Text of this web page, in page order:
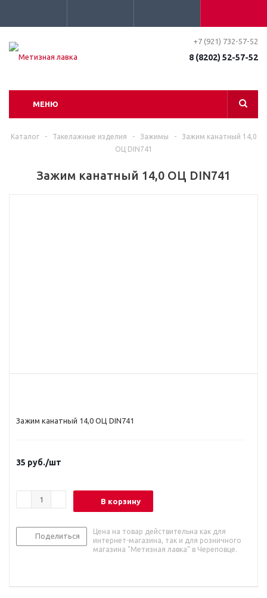
+7 (921) 732-57-52
8 (8202) 52-57-52
МЕНЮ
Каталог - Такелажные изделия - Зажимы -
Зажим канатный 14,0
ОЦ DIN741
Зажим канатный 14,0 ОЦ DIN741
Зажим канатный 14,0 ОЦ DIN741
35 руб./шт
В корзину
Поделиться
Цена на товар действительна как для
интернет-магазина, так и для розничного
магазина "Метизная лавка" в Череповце.